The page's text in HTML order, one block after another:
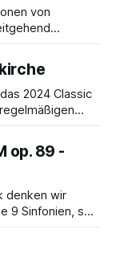
von
2024 Classic
Pracht des
op. 89 -
9 Sinfonien, sein
mit seinem